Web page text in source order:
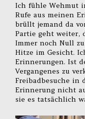
Ich fühle Wehmut
Rufe aus meinen
brüllt jemand da
Partie geht weiter,
Immer noch Null
Hitze im Gesicht.
Erinnerungen. Ist
Vergangenes zu
Freibadbesuche in
Erinnerung nicht
sie es tatsächlich